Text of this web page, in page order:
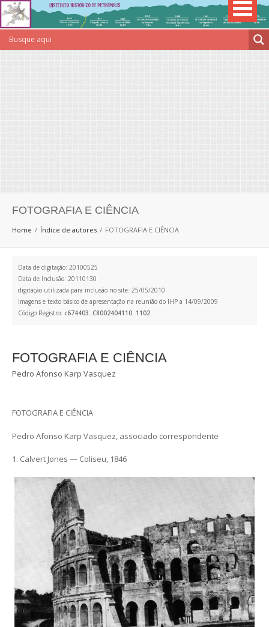
FOTOGRAFIA E CIÊNCIA
Home Índice de autores FOTOGRAFIA E CIÊNCIA
Data de digitação: 20100525
Data de Inclusão: 20110130
digitação utilizada para inclusão no site: 25/05/2010
Imagens e texto básico de apresentação na reunião do IHP a 14/09/2009
Código Registro: c674403..C8002404110..1102
FOTOGRAFIA E CIÊNCIA
Pedro Afonso Karp Vasquez
FOTOGRAFIA E CIÊNCIA
Pedro Afonso Karp Vasquez, associado correspondente
1. Calvert Jones — Coliseu, 1846